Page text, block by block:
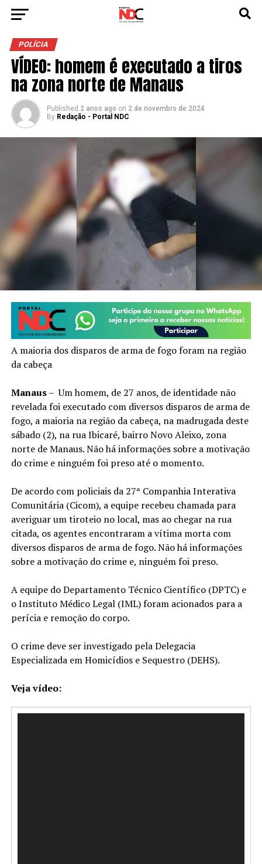
POLÍCIA
VÍDEO: homem é executado a tiros
na zona norte de Manaus
Published 2 anos ago on 2 de novembro de 2024
By Redação - Portal NDC
A maioria dos disparos de arma de fogo foram na região
da cabeça
Manaus– Um homem, de 27 anos, de identidade não
revelada foi executado com diversos disparos de arma de
fogo, a maioria na região da cabeça, na madrugada deste
sábado (2), na rua Ibicaré, bairro Novo Aleixo, zona
norte de Manaus. Não há informações sobre a motivação
do crime e ninguém foi preso até o momento.
De acordo com policiais da 27ª Companhia Interativa
Comunitária (Cicom), a equipe recebeu chamada para
averiguar um tiroteio no local, mas ao chegar na rua
citada, os agentes encontraram a vítima morta com
diversos disparos de arma de fogo. Não há informações
sobre a motivação do crime e, ninguém foi preso.
A equipe do Departamento Técnico Científico (DPTC) e
o Instituto Médico Legal (IML) foram acionados para a
perícia e remoção do corpo.
O crime deve ser investigado pela Delegacia
Especializada em Homicídios e Sequestro (DEHS).
Veja vídeo: